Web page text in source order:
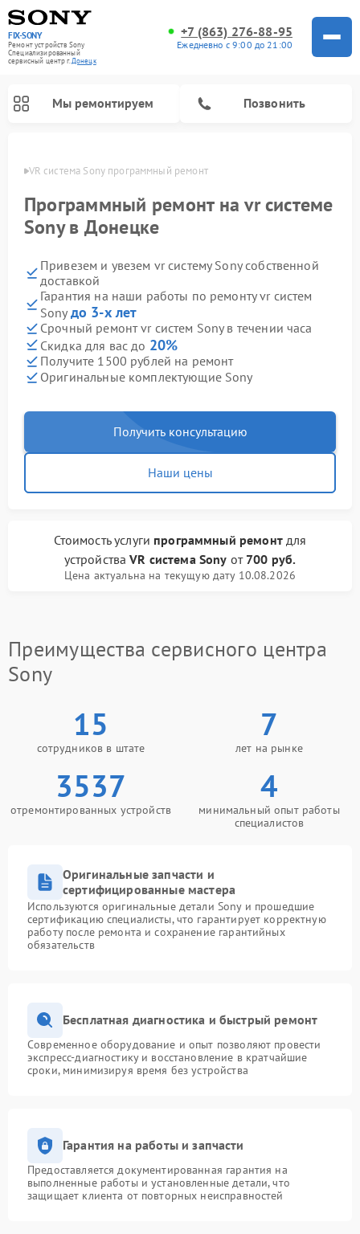
FIX-SONY
Ремонт устройств Sony
Специализированный
cервисный центр г. Донецк
+7 (863) 276-88-95
Ежедневно с 9:00 до 21:00
Мы ремонтируем Позвонить
VR система Sony программный ремонт
Программный ремонт на vr системе
Sony в Донецке
Привезем и увезем vr систему Sony собственной
доставкой
Гарантия на наши работы по ремонту vr систем
Sony до 3-х лет
Срочный ремонт vr систем Sony в течении часа
Скидка для вас до 20%
Получите 1500 рублей на ремонт
Оригинальные комплектующие Sony
Получить консультацию
Наши цены
Стоимость услуги программный ремонтдля
устройстваVR система Sony от 700 руб.
Цена актуальна на текущую дату 10.08.2026
Преимущества сервисного центра
Sony
15
сотрудников в штате
7
лет на рынке
3537
отремонтированных устройств
4
минимальный опыт работы
специалистов
Оригинальные запчасти и
сертифицированные мастера
Используются оригинальные детали Sony и прошедшие
сертификацию специалисты, что гарантирует корректную
работу после ремонта и сохранение гарантийных
обязательств
Бесплатная диагностика и быстрый ремонт
Современное оборудование и опыт позволяют провести
экспресс-диагностику и восстановление в кратчайшие
сроки, минимизируя время без устройства
Гарантия на работы и запчасти
Предоставляется документированная гарантия на
выполненные работы и установленные детали, что
защищает клиента от повторных неисправностей